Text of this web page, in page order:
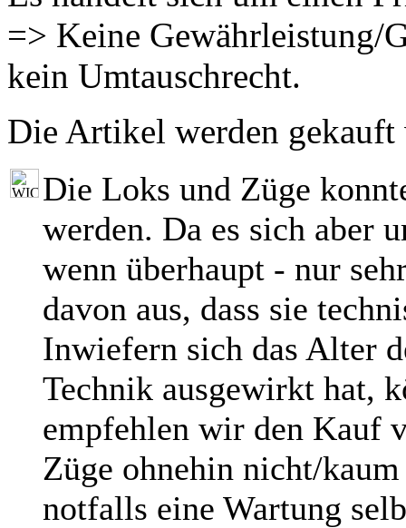
=> Keine Gewährleistung/
kein Umtauschrecht.
Die Artikel werden gekauft
Die Loks und Züge
werden. Da es sich aber
wenn überhaupt - nur
davon aus, dass sie
Inwiefern sich das Alter
Technik ausgewirkt hat,
empfehlen wir den Kauf
Züge ohnehin nicht/
notfalls eine Wartung